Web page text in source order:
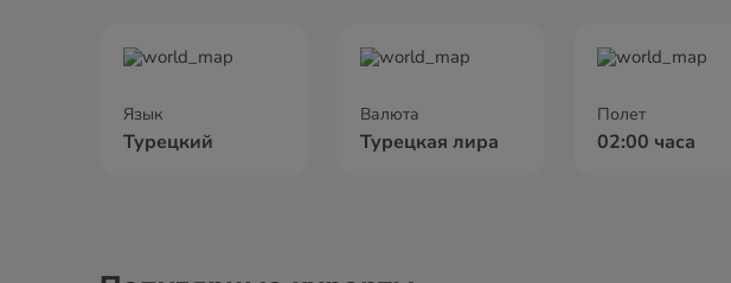
Язык
Турецкий
Валюта
Турецкая лира
Полет
02:00 часа